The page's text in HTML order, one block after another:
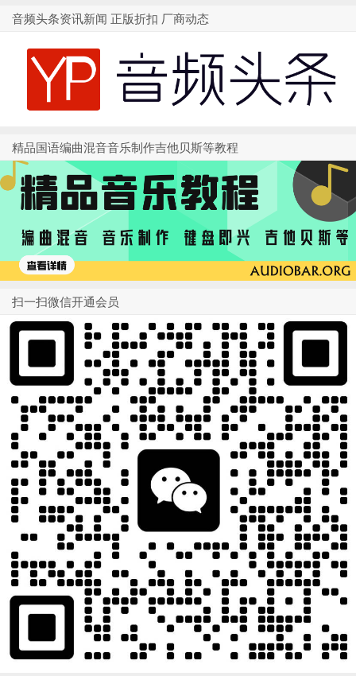
音频头条资讯新闻 正版折扣 厂商动态
精品国语编曲混音音乐制作吉他贝斯等教程
扫一扫微信开通会员